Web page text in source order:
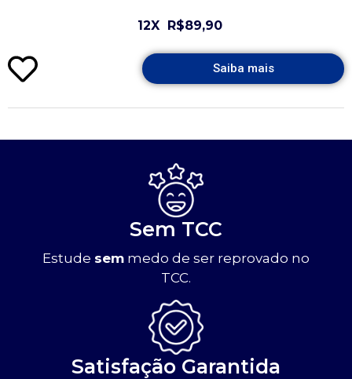
12X R$89,90
Saiba mais
Sem TCC
Estude sem medo de ser reprovado no
TCC.
Satisfação Garantida